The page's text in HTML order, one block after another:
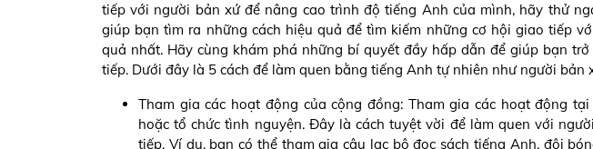
tiếp với người bản xứ để nâng cao trình độ tiếng Anh của mình, hãy thử
giúp bạn tìm ra những cách hiệu quả để tìm kiếm những cơ hội giao tiếp
quả nhất. Hãy cùng khám phá những bí quyết đầy hấp dẫn để giúp bạn
tiếp. Dưới đây là 5 cách để làm quen bằng tiếng Anh tự nhiên như người bản
Tham gia các hoạt động của cộng đồng: Tham gia các hoạt động
hoặc tổ chức tình nguyện. Đây là cách tuyệt vời để làm quen với
tiếp. Ví dụ, bạn có thể tham gia câu lạc bộ đọc sách tiếng Anh, đội